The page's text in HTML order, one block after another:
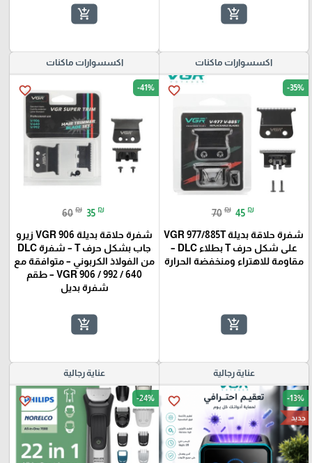
add_shopping_cart
add_shopping_cart
اكسسوارات ماكنات
favorite_border -35%
70 ₪ 45 ₪
شفرة حلاقة بديلة VGR 977/885T
على شكل حرف T بطلاء DLC –
مقاومة للاهتراء ومنخفضة الحرارة
add_shopping_cart
اكسسوارات ماكنات
favorite_border -41%
60 ₪ 35 ₪
شفرة حلاقة بديلة VGR 906 زيرو
جاب بشكل حرف T – شفرة DLC
من الفولاذ الكربوني – متوافقة مع
VGR 906 / 992 / 640 – طقم
شفرة بديل
add_shopping_cart
عناية رجالية
favorite_border -13%
جديد
عناية رجالية
favorite_border -24%